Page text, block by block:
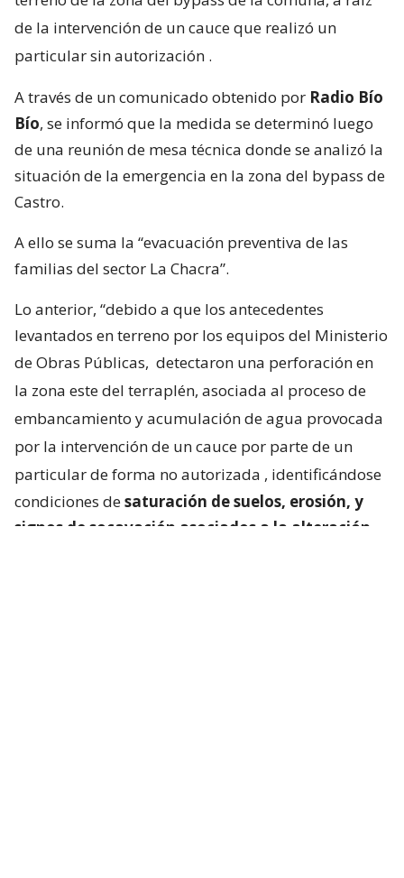
de la intervención de un cauce que realizó un
particular sin autorización .
A través de un comunicado obtenido por Radio Bío
Bío, se informó que la medida se determinó luego
de una reunión de mesa técnica donde se analizó la
situación de la emergencia en la zona del bypass de
Castro.
A ello se suma la “evacuación preventiva de las
familias del sector La Chacra”.
Lo anterior, “debido a que los antecedentes
levantados en terreno por los equipos del Ministerio
de Obras Públicas, detectaron una perforación en
la zona este del terraplén, asociada al proceso de
embancamiento y acumulación de agua provocada
por la intervención de un cauce por parte de un
particular de forma no autorizada , identificándose
condiciones desaturación de suelos, erosión, y
signos de socavación asociados a la alteración